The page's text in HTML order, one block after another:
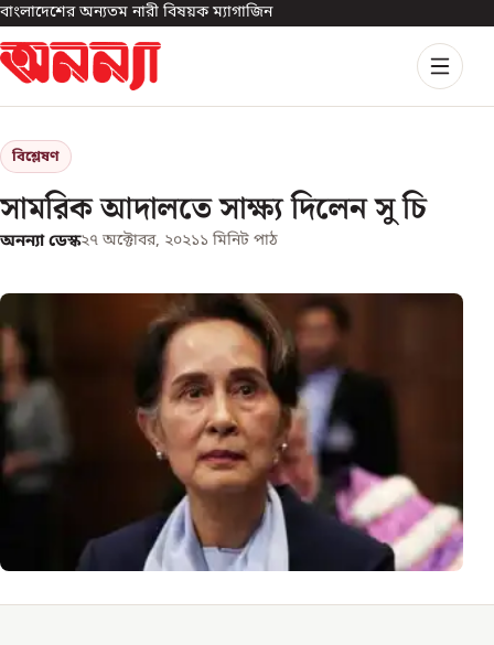
বাংলাদেশের অন্যতম নারী বিষয়ক ম্যাগাজিন
বিশ্লেষণ
সামরিক আদালতে সাক্ষ্য দিলেন সু চি
অনন্যা ডেস্ক২৭ অক্টোবর, ২০২১১ মিনিট পাঠ